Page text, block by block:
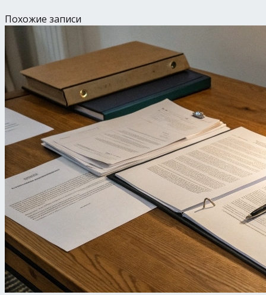
Похожие записи